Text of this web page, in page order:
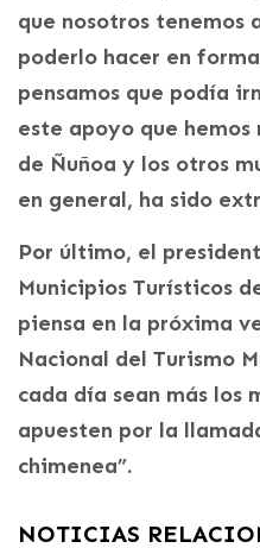
que nosotros tenemos
poderlo hacer en
pensamos que podía
este apoyo que
de Ñuñoa y los otros
en general, ha sido
Por último, el
Municipios Turísticos
piensa en la próxima
Nacional del Turismo
cada día sean más los
apuesten por la
chimenea”.
NOTICIAS